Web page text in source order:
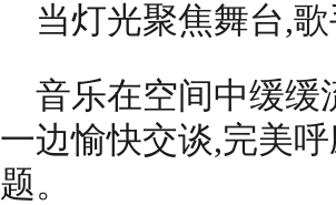
当灯光聚焦舞台,
音乐在空间中缓缓
一边愉快交谈,完美
题。